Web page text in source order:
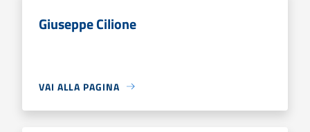
Giuseppe Cilione
VAI ALLA PAGINA